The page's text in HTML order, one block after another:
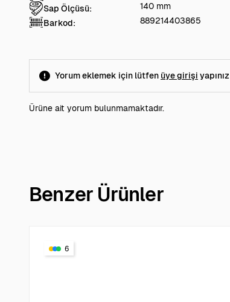
Sap Ölçüsü:
140 mm
Barkod:
889214403865
Yorum eklemek için lütfen üye girişi yapınız
Ürüne ait yorum bulunmamaktadır.
Benzer Ürünler
6